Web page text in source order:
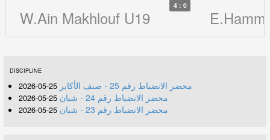
W.Ain Makhlouf U19
4 : 0
DISCIPLINE
محضر الانضباط رقم 25 - صنف الأكابر 25-05-2026
محضر الانضباط رقم 24 - شبان 25-05-2026
محضر الانضباط رقم 23 - شبان 25-05-2026